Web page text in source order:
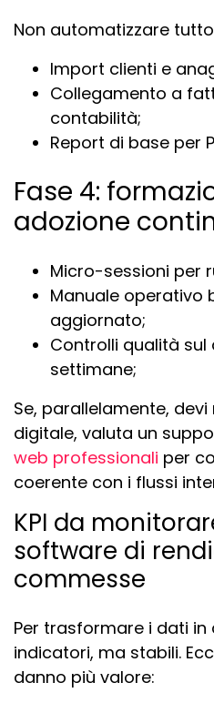
Non automatizzare
Import clienti e
Collegamento a
contabilità;
Report di base per
Fase 4:
adozione
Micro-sessioni per
Manuale operativo
aggiornato;
Controlli qualità
settimane;
Se, parallelamente,
digitale, valuta un
web professionali per
coerente con i flussi
KPI da
software di
commesse
Per trasformare i dati in
indicatori, ma stabili.
danno più valore: